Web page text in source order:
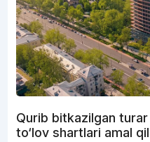
Qurib bitkazilgan
to‘lov shartlari amal